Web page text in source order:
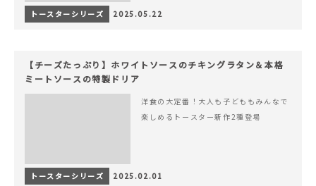
トースターシリーズ 2025.05.22
【チーズたっぷり】ホワイトソースのチキングラタン＆本格
ミートソースの特製ドリア
洋食の大定番！大人も子どももみんなで
楽しめるトースター新作2種登場
トースターシリーズ 2025.02.01